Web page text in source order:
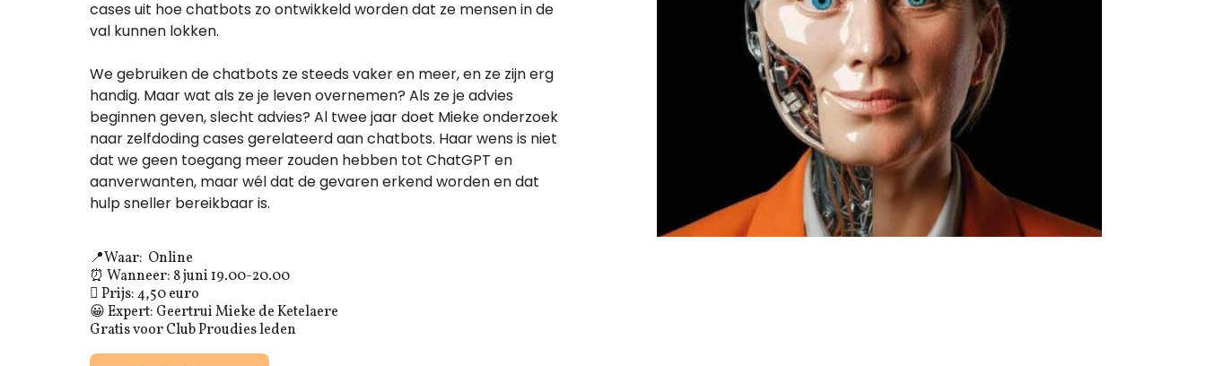
cases uit hoe chatbots zo ontwikkeld worden dat ze mensen in de
val kunnen lokken.
We gebruiken de chatbots ze steeds vaker en meer, en ze zijn erg
handig. Maar wat als ze je leven overnemen? Als ze je advies
beginnen geven, slecht advies? Al twee jaar doet Mieke onderzoek
naar zelfdoding cases gerelateerd aan chatbots. Haar wens is niet
dat we geen toegang meer zouden hebben tot ChatGPT en
aanverwanten, maar wél dat de gevaren erkend worden en dat
hulp sneller bereikbaar is.
📍Waar: Online
‍⏰ Wanneer: 8 juni 19.00-20.00
‍🎟 Prijs: 4,50 euro
😀 Expert: Geertrui Mieke de Ketelaere
Gratis voor Club Proudies leden